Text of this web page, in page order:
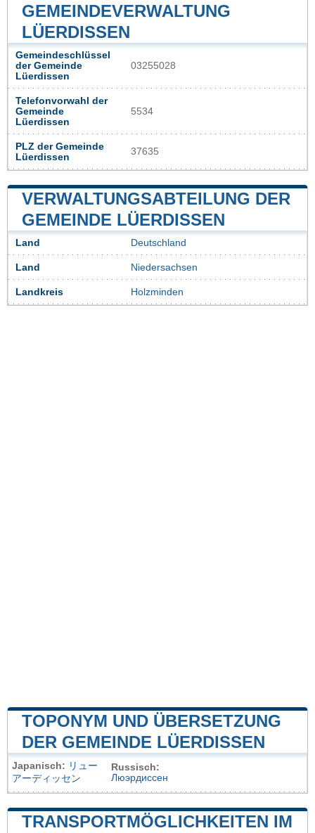
GEMEINDEVERWALTUNG
LÜERDISSEN
Gemeindeschlüssel
der Gemeinde
Lüerdissen
03255028
Telefonvorwahl der
Gemeinde
Lüerdissen
5534
PLZ der Gemeinde
Lüerdissen
37635
VERWALTUNGSABTEILUNG DER
GEMEINDE LÜERDISSEN
Land Deutschland
Land Niedersachsen
Landkreis Holzminden
TOPONYM UND ÜBERSETZUNG
DER GEMEINDE LÜERDISSEN
Japanisch: リュー
アーディッセン
Russisch:
Люэрдиссен
TRANSPORTMÖGLICHKEITEN IM